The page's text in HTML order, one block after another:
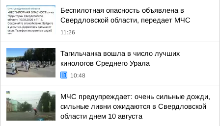
Беспилотная опасность объявлена в
Свердловской области, передает МЧС
11:26
Тагильчанка вошла в число лучших
кинологов Среднего Урала
10:48
МЧС предупреждает: очень сильные дожди,
сильные ливни ожидаются в Свердловской
области днем 10 августа